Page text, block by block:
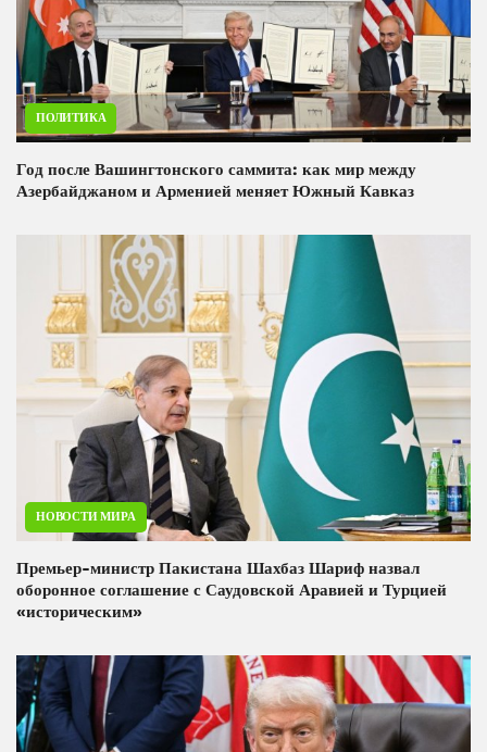
ПОЛИТИКА
Год после Вашингтонского саммита: как мир между
Азербайджаном и Арменией меняет Южный Кавказ
НОВОСТИ МИРА
Премьер-министр Пакистана Шахбаз Шариф назвал
оборонное соглашение с Саудовской Аравией и Турцией
«историческим»